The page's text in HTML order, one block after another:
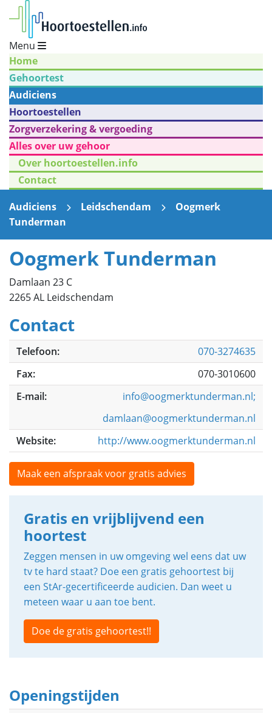
Menu
Home
Gehoortest
Audiciens
Hoortoestellen
Zorgverzekering & vergoeding
Alles over uw gehoor
Over hoortoestellen.info
Contact
Audiciens
Leidschendam
Oogmerk
Tunderman
Oogmerk Tunderman
Damlaan 23 C
2265 AL Leidschendam
Contact
Telefoon:
070-3274635
Fax:
070-3010600
E-mail:
info@oogmerktunderman.nl;
damlaan@oogmerktunderman.nl
Website:
http://www.oogmerktunderman.nl
Maak een afspraak voor gratis advies
Gratis en vrijblijvend een
hoortest
Zeggen mensen in uw omgeving wel eens dat uw
tv te hard staat? Doe een gratis gehoortest bij
een StAr-gecertificeerde audicien. Dan weet u
meteen waar u aan toe bent.
Doe de gratis gehoortest!!
Openingstijden